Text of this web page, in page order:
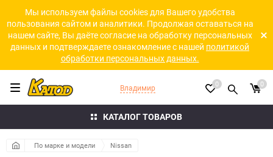
Мы используем файлы cookies для Вашего удобства
пользования сайтом и аналитики. Продолжая оставаться на
нашем сайте, Вы даёте согласие на обработку персональных
данных и подтверждаете ознакомление с нашей политикой
обработки персональных данных.
КАТАЛОГ ТОВАРОВ
Владимир 0 0
По марке и модели Nissan